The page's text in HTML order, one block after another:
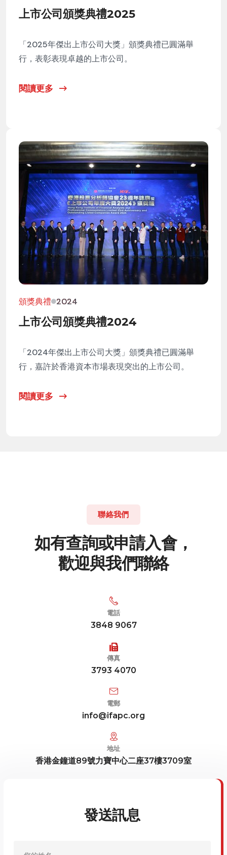
上市公司頒獎典禮2025
「2025年傑出上市公司大獎」頒獎典禮已圓滿舉
行，表彰表現卓越的上市公司。
閱讀更多
頒獎典禮 2024
上市公司頒獎典禮2024
「2024年傑出上市公司大獎」頒獎典禮已圓滿舉
行，嘉許於香港資本市場表現突出的上市公司。
閱讀更多
聯絡我們
如有查詢或申請入會，
歡迎與我們聯絡
電話
3848 9067
傳真
3793 4070
電郵
info@ifapc.org
地址
香港金鐘道89號力寶中心二座37樓3709室
發送訊息